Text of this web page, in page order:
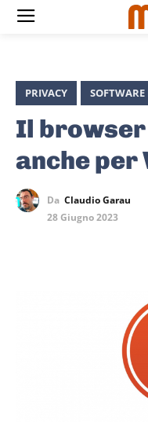
PRIVACY SOFTWARE
Il browser
anche per
Da Claudio Garau
28 Giugno 2023